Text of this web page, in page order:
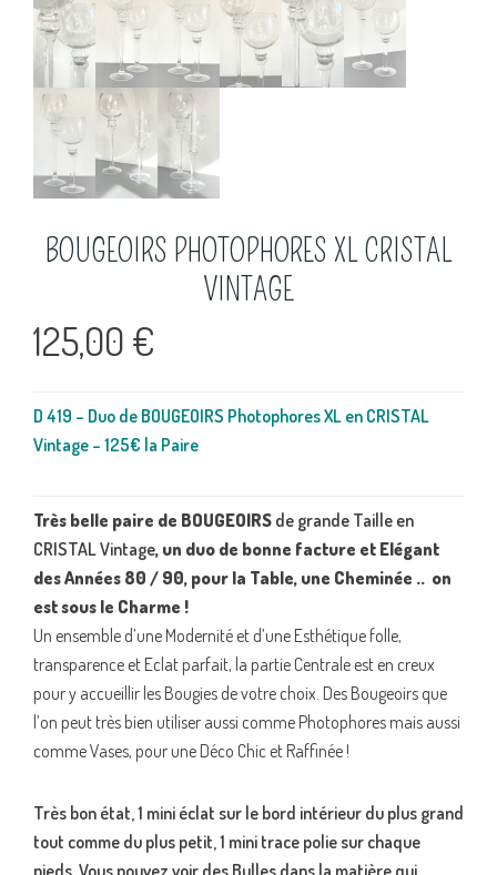
BOUGEOIRS PHOTOPHORES XL CRISTAL
VINTAGE
125,00 €
D 419 – Duo de BOUGEOIRS Photophores XL en CRISTAL
Vintage – 125€ la Paire
Très belle paire de BOUGEOIRS de grande Taille en
CRISTAL Vintage, un duo de bonne facture et Elégant
des Années 80 / 90, pour la Table, une Cheminée .. on
est sous le Charme !
Un ensemble d’une Modernité et d’une Esthétique folle,
transparence et Eclat parfait, la partie Centrale est en creux
pour y accueillir les Bougies de votre choix. Des Bougeoirs que
l’on peut très bien utiliser aussi comme Photophores mais aussi
comme Vases, pour une Déco Chic et Raffinée !
Très bon état, 1 mini éclat sur le bord intérieur du plus grand
tout comme du plus petit, 1 mini trace polie sur chaque